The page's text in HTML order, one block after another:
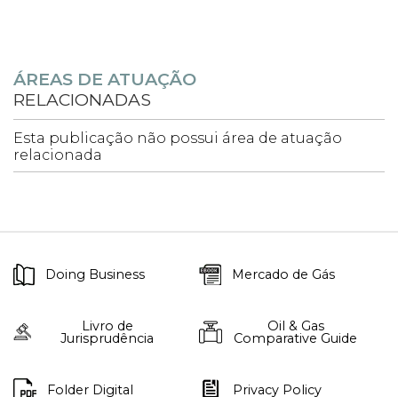
ÁREAS DE ATUAÇÃO
RELACIONADAS
Esta publicação não possui área de atuação
relacionada
Doing Business Mercado de Gás
Livro de
Jurisprudência
Oil & Gas
Comparative Guide
Folder Digital Privacy Policy